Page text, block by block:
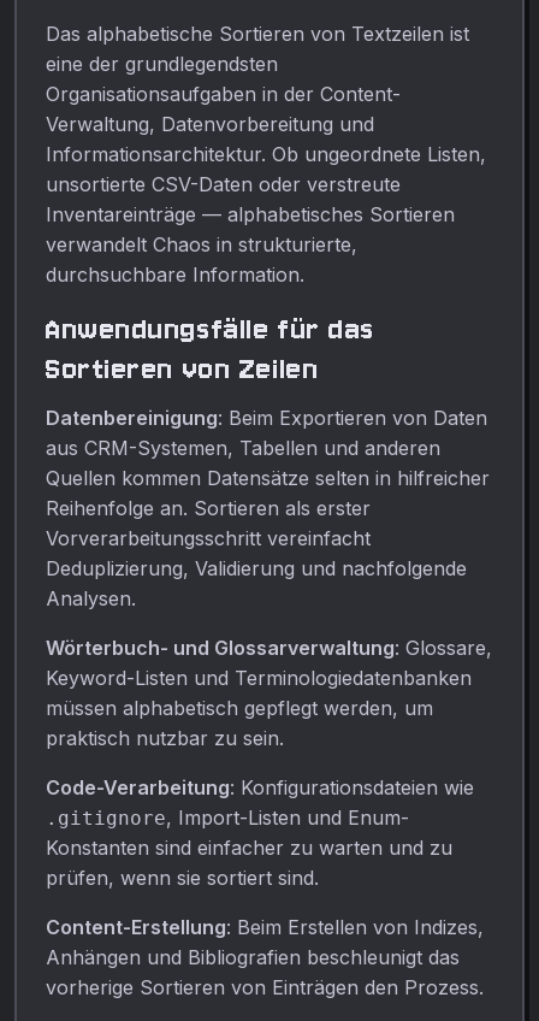
Das alphabetische Sortieren von Textzeilen ist
eine der grundlegendsten
Organisationsaufgaben in der Content-
Verwaltung, Datenvorbereitung und
Informationsarchitektur. Ob ungeordnete Listen,
unsortierte CSV-Daten oder verstreute
Inventareinträge — alphabetisches Sortieren
verwandelt Chaos in strukturierte,
durchsuchbare Information.
Anwendungsfälle für das
Sortieren von Zeilen
Datenbereinigung: Beim Exportieren von Daten
aus CRM-Systemen, Tabellen und anderen
Quellen kommen Datensätze selten in hilfreicher
Reihenfolge an. Sortieren als erster
Vorverarbeitungsschritt vereinfacht
Deduplizierung, Validierung und nachfolgende
Analysen.
Wörterbuch- und Glossarverwaltung: Glossare,
Keyword-Listen und Terminologiedatenbanken
müssen alphabetisch gepflegt werden, um
praktisch nutzbar zu sein.
Code-Verarbeitung: Konfigurationsdateien wie
.gitignore, Import-Listen und Enum-
Konstanten sind einfacher zu warten und zu
prüfen, wenn sie sortiert sind.
Content-Erstellung: Beim Erstellen von Indizes,
Anhängen und Bibliografien beschleunigt das
vorherige Sortieren von Einträgen den Prozess.